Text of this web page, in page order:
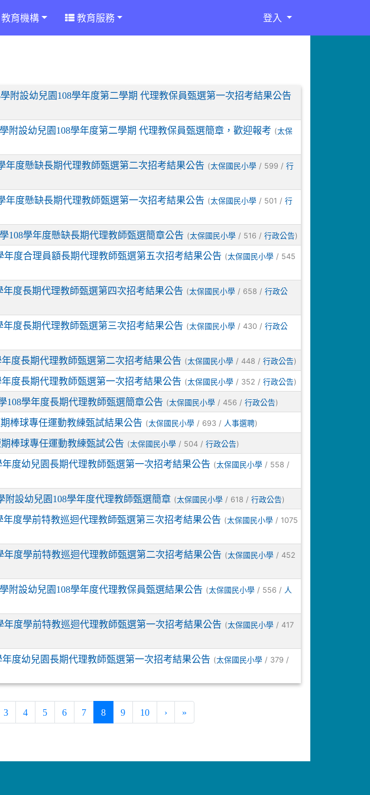
教育機構 教育服務 登入
附設幼兒園108學年度第二學期 代理教保員甄選第一次招考結果公告
附設幼兒園108學年度第二學期 代理教保員甄選簡章，歡迎報考 (太保
年度懸缺長期代理教師甄選第二次招考結果公告 (太保國民小學 / 599 / 行
年度懸缺長期代理教師甄選第一次招考結果公告 (太保國民小學 / 501 / 行
108學年度懸缺長期代理教師甄選簡章公告 (太保國民小學 / 516 / 行政公告)
年度合理員額長期代理教師甄選第五次招考結果公告 (太保國民小學 / 545
年度長期代理教師甄選第四次招考結果公告 (太保國民小學 / 658 / 行政公
年度長期代理教師甄選第三次招考結果公告 (太保國民小學 / 430 / 行政公
度長期代理教師甄選第二次招考結果公告 (太保國民小學 / 448 / 行政公告)
度長期代理教師甄選第一次招考結果公告 (太保國民小學 / 352 / 行政公告)
108學年度長期代理教師甄選簡章公告 (太保國民小學 / 456 / 行政公告)
棒球專任運動教練甄試結果公告 (太保國民小學 / 693 / 人事選聘)
棒球專任運動教練甄試公告 (太保國民小學 / 504 / 行政公告)
度幼兒園長期代理教師甄選第一次招考結果公告 (太保國民小學 / 558 /
附設幼兒園108學年度代理教師甄選簡章 (太保國民小學 / 618 / 行政公告)
年度學前特教巡迴代理教師甄選第三次招考結果公告 (太保國民小學 / 1075
年度學前特教巡迴代理教師甄選第二次招考結果公告 (太保國民小學 / 452
附設幼兒園108學年度代理教保員甄選結果公告 (太保國民小學 / 556 / 人
年度學前特教巡迴代理教師甄選第一次招考結果公告 (太保國民小學 / 417
度幼兒園長期代理教師甄選第一次招考結果公告 (太保國民小學 / 379 /
3 4 5 6 7 8(current)
9 10 › »